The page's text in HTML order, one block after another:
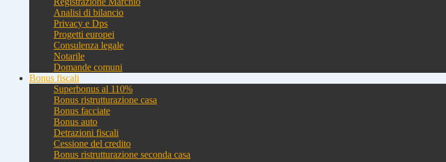
Analisi di bilancio
Privacy e Dps
Progetti europei
Consulenza legale
Notarile
Domande comuni
Bonus fiscali
Superbonus al 110%
Bonus ristrutturazione casa
Bonus facciate
Bonus auto
Detrazioni fiscali
Cessione del credito
Bonus ristrutturazione seconda casa